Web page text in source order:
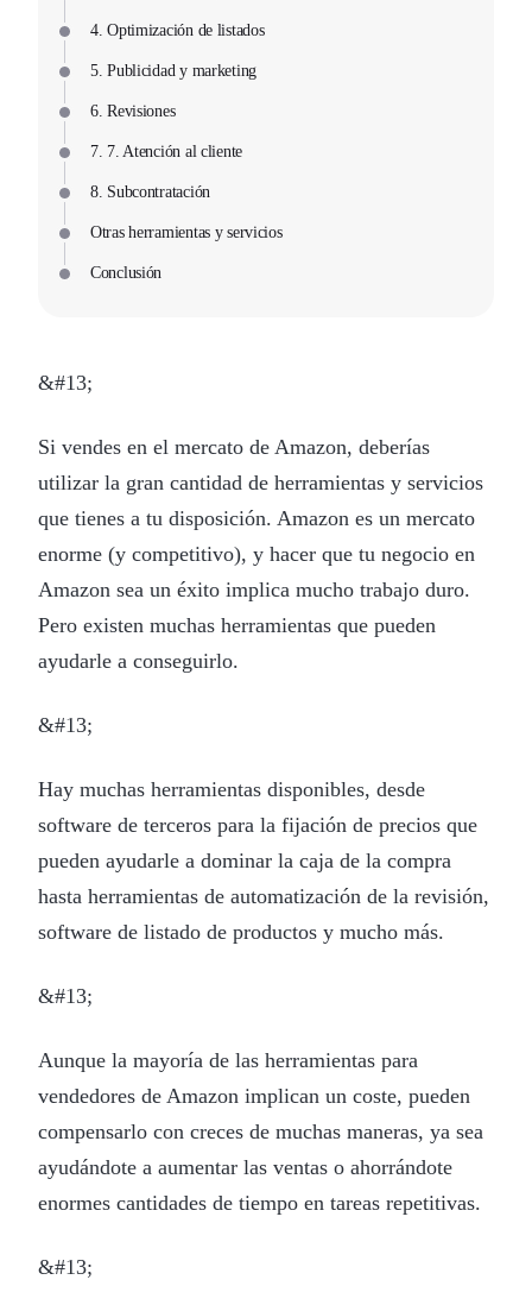
4. Optimización de listados
5. Publicidad y marketing
6. Revisiones
7. 7. Atención al cliente
8. Subcontratación
Otras herramientas y servicios
Conclusión
&#13;
Si vendes en el mercato de Amazon, deberías
utilizar la gran cantidad de herramientas y servicios
que tienes a tu disposición. Amazon es un mercato
enorme (y competitivo), y hacer que tu negocio en
Amazon sea un éxito implica mucho trabajo duro.
Pero existen muchas herramientas que pueden
ayudarle a conseguirlo.
&#13;
Hay muchas herramientas disponibles, desde
software de terceros para la fijación de precios que
pueden ayudarle a dominar la caja de la compra
hasta herramientas de automatización de la revisión,
software de listado de productos y mucho más.
&#13;
Aunque la mayoría de las herramientas para
vendedores de Amazon implican un coste, pueden
compensarlo con creces de muchas maneras, ya sea
ayudándote a aumentar las ventas o ahorrándote
enormes cantidades de tiempo en tareas repetitivas.
&#13;